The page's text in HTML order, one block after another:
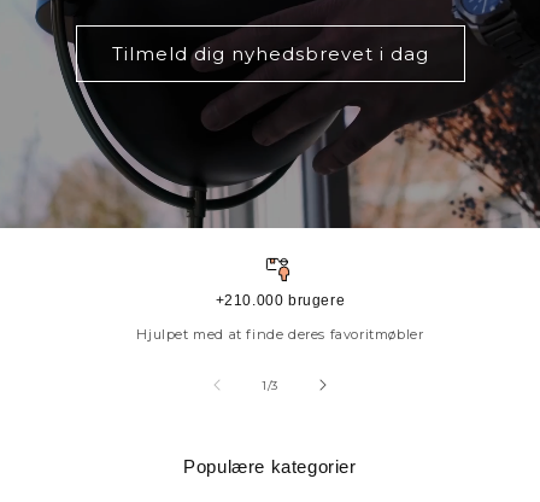
Tilmeld dig nyhedsbrevet i dag
+210.000 brugere
Hjulpet med at finde deres favoritmøbler
1/af
3
Populære kategorier